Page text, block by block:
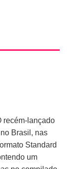
recém-lançado
Brasil, nas
Standard
um